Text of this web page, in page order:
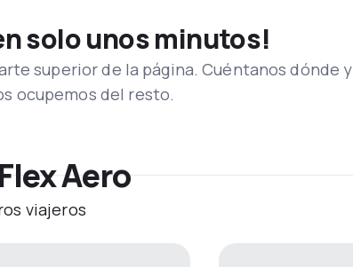
solo unos minutos!
superior de la página. Cuéntanos dónde y
ocupemos del resto.
Aero
viajeros